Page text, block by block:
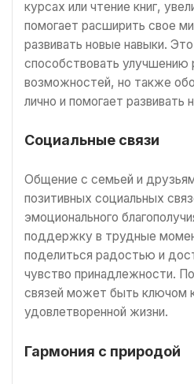
курсах или чтение книг,
помогает расширить свое
развивать новые навыки.
способствовать улучшению
возможностей, но также
лично и помогает развивать
Социальные связи
Общение с семьей и
позитивных социальных
эмоционального
поддержку в трудные
поделиться радостью и
чувство принадлежности.
связей может быть ключом
удовлетворенной жизни.
Гармония с природой